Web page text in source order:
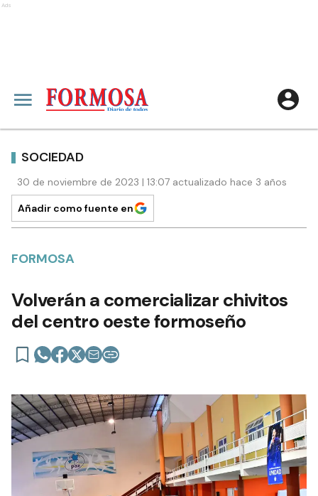
Ads
SOCIEDAD
30 de noviembre de 2023 | 13:07 actualizado hace 3 años
Añadir como fuente en
FORMOSA
Volverán a comercializar chivitos
del centro oeste formoseño